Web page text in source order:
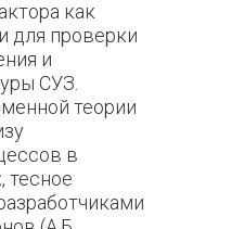
как
для проверки
и
СУЗ.
теории
в
тесное